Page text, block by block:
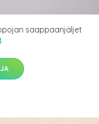
saappaanjäljet